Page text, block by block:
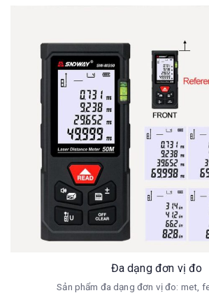
Đa dạng đơn vị đo
Sản phẩm đa dạng đơn vị đo: met,